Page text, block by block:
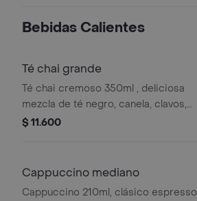
sorprender a los niños en la lonchera.
calidad artesanal de tostao.
Bebidas Calientes
Té chai grande
Té chai cremoso 350ml , deliciosa
mezcla de té negro, canela, clavos,
jengibre y leche deslactosada .
$ 11.600
Cappuccino mediano
Cappuccino 210ml, clásico espresso